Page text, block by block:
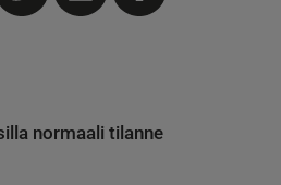
normaali tilanne